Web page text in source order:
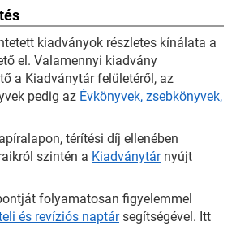
kiadványok részletes kínálata a
el. Valamennyi kiadvány
a Kiadványtár felületéről, az
pedig az Évkönyvek, zsebkönyvek,
térítési díj ellenében
szintén a Kiadványtárnyújt
folyamatosan figyelemmel
és revíziós naptársegítségével. Itt